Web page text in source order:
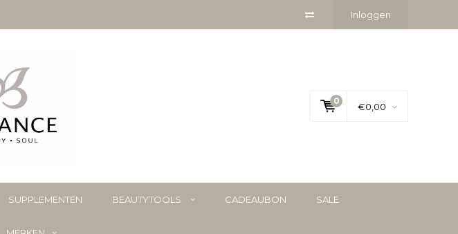
Inloggen
0
€0,00
SUPPLEMENTEN BEAUTYTOOLS CADEAUBON SALE